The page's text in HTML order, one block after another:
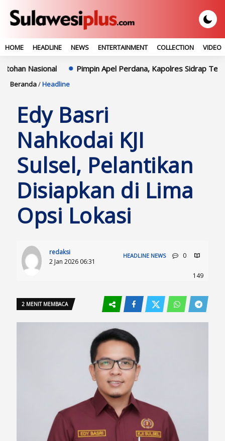
HOME HEADLINE NEWS ENTERTAINMENT COLLECTION VIDEO
Pimpin Apel Perdana, Kapolres Sidrap Tekankan
Beranda/Headline
Edy Basri
Nahkodai KJI
Sulsel, Pelantikan
Disiapkan di Lima
Opsi Lokasi
redaksi
2 Jan 2026 06:31
HEADLINE NEWS 0
149
2 MENIT MEMBACA